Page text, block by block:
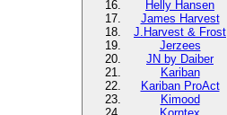
Helly Hansen
James Harvest
J.Harvest & Frost
Jerzees
JN by Daiber
Kariban
Kariban ProAct
Kimood